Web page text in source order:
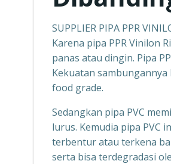
SUPPLIER PIPA PPR
Karena pipa PPR Vinilon
panas atau dingin. Pipa
Kekuatan
food grade.
Sedangkan pipa PVC
lurus. Kemudia pipa
terbentur atau terkena
serta bisa terdegradasi